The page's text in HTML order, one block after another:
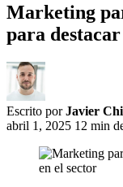
Marketing
para
Escrito por Javier
abril 1, 2025 12 min